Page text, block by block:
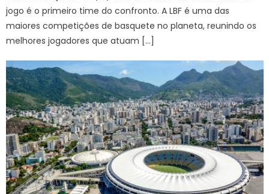
jogo é o primeiro time do confronto. A LBF é uma das
maiores competições de basquete no planeta, reunindo os
melhores jogadores que atuam […]